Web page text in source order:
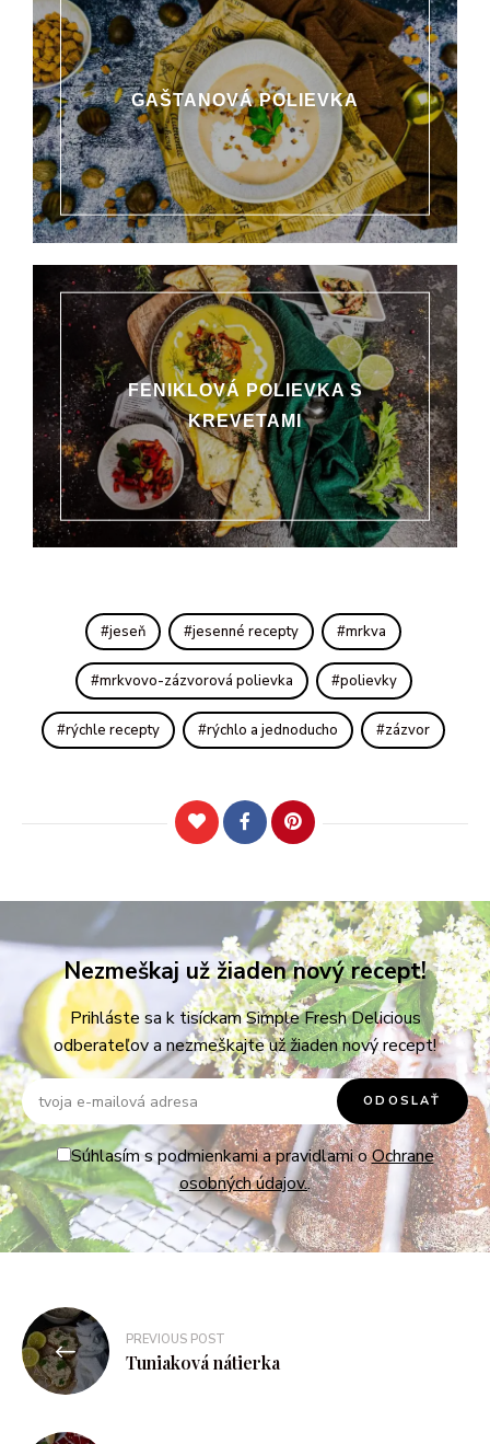
GAŠTANOVÁ POLIEVKA
FENIKLOVÁ POLIEVKA S
KREVETAMI
jeseň jesenné recepty mrkva
mrkvovo-zázvorová polievka polievky
rýchle recepty rýchlo a jednoducho zázvor
Nezmeškaj už žiaden nový recept!
Prihláste sa k tisíckam Simple Fresh Delicious
odberateľov a nezmeškajte už žiaden nový recept!
Súhlasím s podmienkami a pravidlami oOchrane
osobných údajov..
PREVIOUS POST
Tuniaková nátierka